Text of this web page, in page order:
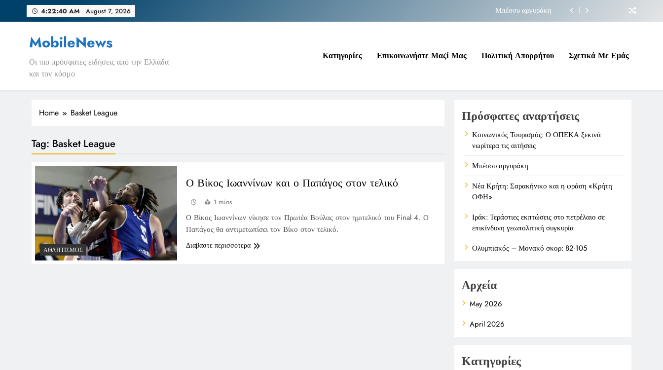
4:22:40 AM August 7, 2026
Μπέσσυ αργυράκη
Ιράκ: Τεράστιες εκπτώσεις στο πετρέλαιο σε επικίνδυνη γεωπολιτική συγκυρία
Μπέσσυ αργυράκη
Νέα Κρήτη: Σαρακήνικο και η φράση «Κρήτη ΟΦΗ»
Ιράκ: Τεράστιες εκπτώσεις στο πετρέλαιο σε επικίνδυνη γεωπολιτική συγκυρία
MobileNews
Οι πιο πρόσφατες ειδήσεις από την Ελλάδα
και τον κόσμο
Κατηγορίες Επικοινωνήστε Μαζί Μας Πολιτική Απορρήτου Σχετικά Με Εμάς
Home Basket League
Tag: Basket League
ΑΘΛΗΤΙΣΜΌΣ
Ο Βίκος Ιωαννίνων και ο Παπάγος στον τελικό
1 mins
Ο Βίκος Ιωαννίνων νίκησε τον Πρωτέα Βούλας στον ημιτελικό του Final 4. Ο
Παπάγος θα αντιμετωπίσει τον Βίκο στον τελικό.
Διαβάστε περισσότερα
Πρόσφατες αναρτήσεις
Κοινωνικός Τουρισμός: Ο ΟΠΕΚΑ ξεκινά
νωρίτερα τις αιτήσεις
Μπέσσυ αργυράκη
Νέα Κρήτη: Σαρακήνικο και η φράση «Κρήτη
ΟΦΗ»
Ιράκ: Τεράστιες εκπτώσεις στο πετρέλαιο σε
επικίνδυνη γεωπολιτική συγκυρία
Ολυμπιακός – Μονακό σκορ: 82-105
Αρχεία
May 2026
April 2026
Κατηγορίες